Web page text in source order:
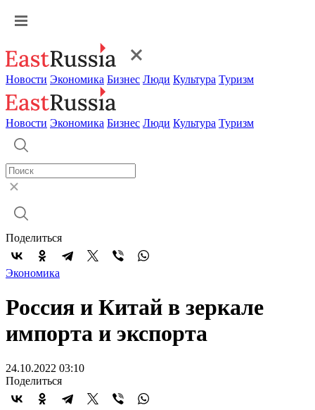
Новости Экономика Бизнес Люди Культура Туризм
Новости Экономика Бизнес Люди Культура Туризм
Поделиться
Экономика
Россия и Китай в зеркале
импорта и экспорта
24.10.2022 03:10
Поделиться